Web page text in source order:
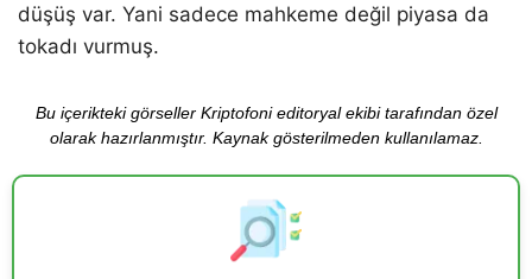
düşüş var. Yani sadece mahkeme değil piyasa da
tokadı vurmuş.
Bu içerikteki görseller Kriptofoni editoryal ekibi tarafından özel
olarak hazırlanmıştır. Kaynak gösterilmeden kullanılamaz.